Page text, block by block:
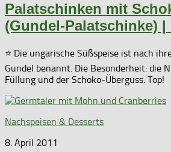
Palatschinken mit
(Gundel-Palatschinke) |
⭐ Die ungarische Süßspeise ist nach
Gundel benannt. Die Besonderheit: die
Füllung und der Schoko-Überguss. Top!
Nachspeisen & Desserts
8. April 2011